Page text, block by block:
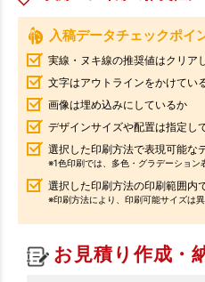
入稿データチェックポイ
実線・ヌキ線の推奨値はクリア
文字はアウトラインをかけてい
画像は埋め込みにしているか
デザインサイズや配置は指定し
選択した印刷方法で表現可能な
※1色印刷では、多色・グラデーション
選択した印刷方法の印刷範囲内
※印刷方法により、印刷可能サイズは異
お見積り作成・